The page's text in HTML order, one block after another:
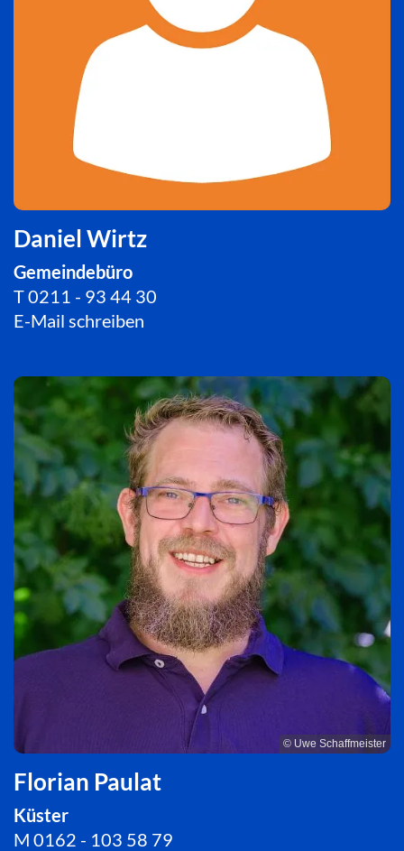
Daniel Wirtz
Gemeindebüro
T0211 - 93 44 30
E-Mail schreiben
© Uwe Schaffmeister
Florian Paulat
Küster
M 0162 - 103 58 79